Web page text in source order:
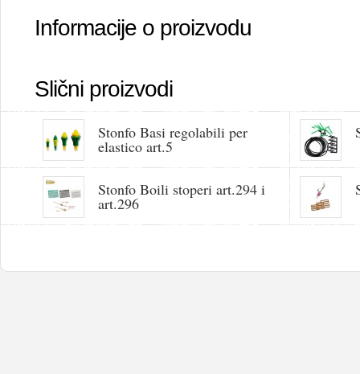
Informacije o proizvodu
Slični proizvodi
Stonfo Basi regolabili per
elastico art.5
Stonfo Boili stoperi art.294 i
art.296